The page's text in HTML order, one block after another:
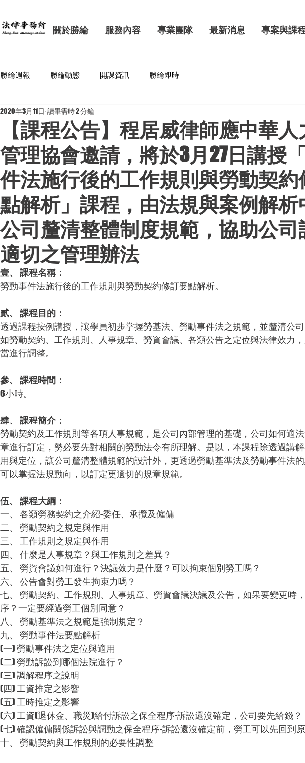
關於勝綸 服務內容 專業團隊 最新消息 專案與課
勝綸週報 勝綸動態 開課資訊 勝綸即時
【課程公告】程居威律師應中華
管理協會邀請，將於3月27日講授
件法施行後的工作規則與勞動契約
點解析」課程，由法規與案例解析
公司釐清整體制度規範，協助公司
適切之管理辦法
2020年3月11日 讀畢需時 2 分鐘
壹、 課程名稱：
勞動事件法施行後的工作規則與勞動契約修訂要點解析。
貳、 課程目的：
透過課程按例講授，讓學員初步掌握勞基法、勞動事件法之規範，並釐清公司
如勞動契約、工作規則、人事規章、勞資會議、各類公告之定位與法律效力
當進行調整。
參、 課程時間：
6小時。
肆、 課程簡介：
勞動契約及工作規則等各項人事規範，是公司內部管理的基礎，公司如何適
章進行訂定，勢必要先對相關的勞動法令有所理解。是以，本課程除透過講
用與定位，讓公司釐清整體規範的設計外，更透過勞動基準法及勞動事件法
可以掌握法規動向，以訂定更適切的規章規範。
伍、 課程大綱：
一、 各類勞務契約之介紹-委任、承攬及僱傭
二、 勞動契約之規定與作用
三、 工作規則之規定與作用
四、 什麼是人事規章？與工作規則之差異？
五、 勞資會議如何進行？決議效力是什麼？可以拘束個別勞工嗎？
六、 公告會對勞工發生拘束力嗎？
七、 勞動契約、工作規則、人事規章、勞資會議決議及公告，如果要變更時
序？一定要經過勞工個別同意？
八、 勞動基準法之規範是強制規定？
九、 勞動事件法要點解析
(一) 勞動事件法之定位與適用
(二) 勞動訴訟到哪個法院進行？
(三) 調解程序之說明
(四) 工資推定之影響
(五) 工時推定之影響
(六) 工資(退休金、職災)給付訴訟之保全程序-訴訟還沒確定，公司要先給錢？
(七) 確認僱傭關係訴訟與調動之保全程序-訴訟還沒確定前，勞工可以先回到
十、 勞動契約與工作規則的必要性調整